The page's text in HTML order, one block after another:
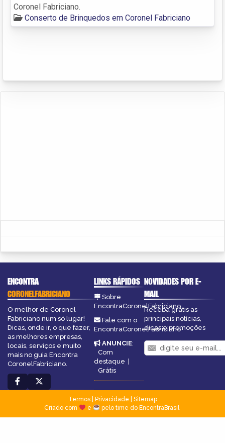
Coronel Fabriciano.
Conserto de Brinquedos em Coronel Fabriciano
ENCONTRA
CORONELFABRICIANO
O melhor de Coronel
Fabriciano num só lugar!
Dicas, onde ir, o que fazer,
as melhores empresas,
locais, serviços e muito
mais no guia Encontra
CoronelFabriciano.
LINKS RÁPIDOS
Sobre
EncontraCoronelFabriciano
Fale com o
EncontraCoronelFabriciano
ANUNCIE:
Com
destaque |
Grátis
NOVIDADES POR E-
MAIL
Receba grátis as
principais notícias,
dicas e promoções
Termos| Privacidade
Sitemap
Criado com
e pelo time do EncontraBrasil